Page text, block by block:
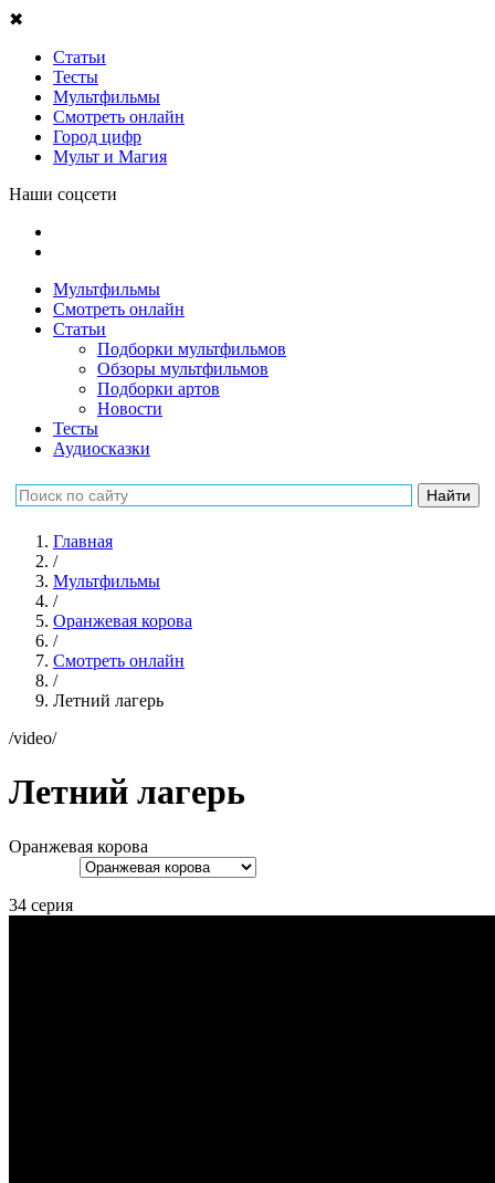
✖
Статьи
Тесты
Мультфильмы
Смотреть онлайн
Город цифр
Мульт и Магия
Наши соцсети
Мультфильмы
Смотреть онлайн
Статьи
Подборки мультфильмов
Обзоры мультфильмов
Подборки артов
Новости
Тесты
Аудиосказки
Главная
/
Мультфильмы
/
Оранжевая корова
/
Смотреть онлайн
/
Летний лагерь
/video/
Летний лагерь
Оранжевая корова
34 серия